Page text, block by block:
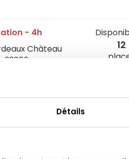
Détails
- 4h
Château
33300
12
- 4h
Château
33300